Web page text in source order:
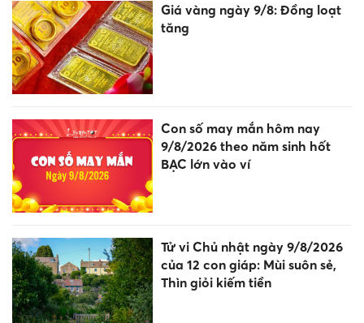
Giá vàng ngày 9/8: Đồng loạt
tăng
Con số may mắn hôm nay
9/8/2026 theo năm sinh hốt
BẠC lớn vào ví
Tử vi Chủ nhật ngày 9/8/2026
của 12 con giáp: Mùi suôn sẻ,
Thìn giỏi kiếm tiền